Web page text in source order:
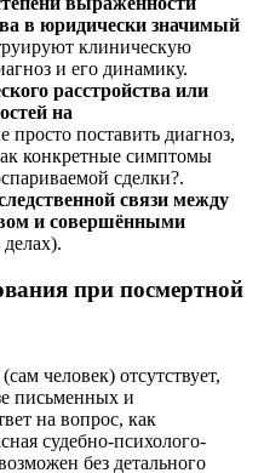
в юридически значимый
клиническую
и его динамику.
расстройства или
на
просто поставить диагноз,
конкретные симптомы
сделки?.
связи между
и совершёнными
при посмертной
человек) отсутствует,
письменных и
на вопрос, как
судебно-психолого-
без детального